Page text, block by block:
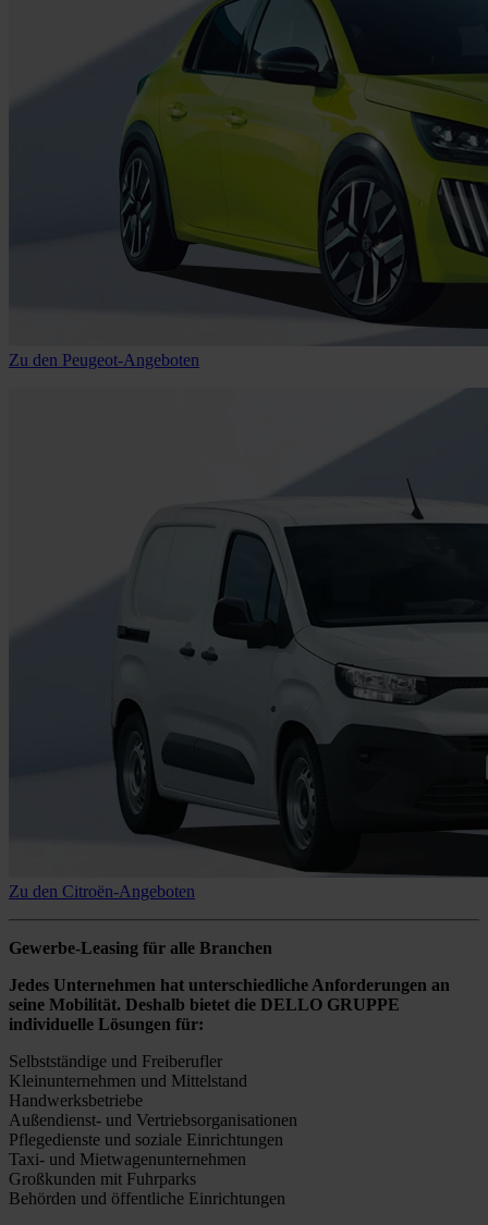
Zu den Peugeot-Angeboten
Zu den Citroën-Angeboten
Gewerbe-Leasing für alle Branchen
Jedes Unternehmen hat unterschiedliche Anforderungen an
seine Mobilität. Deshalb bietet die DELLO GRUPPE
individuelle Lösungen für:
Selbstständige und Freiberufler
Kleinunternehmen und Mittelstand
Handwerksbetriebe
Außendienst- und Vertriebsorganisationen
Pflegedienste und soziale Einrichtungen
Taxi- und Mietwagenunternehmen
Großkunden mit Fuhrparks
Behörden und öffentliche Einrichtungen